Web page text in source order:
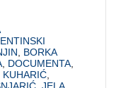
BORKA
DOCUMENTA
KUHARIĆ